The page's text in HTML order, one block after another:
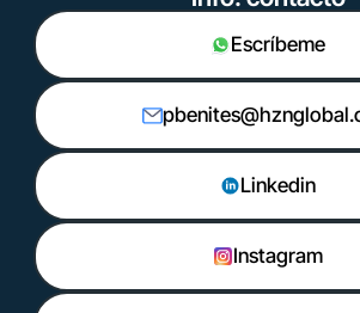
Escríbeme
Linkedin
Instagram